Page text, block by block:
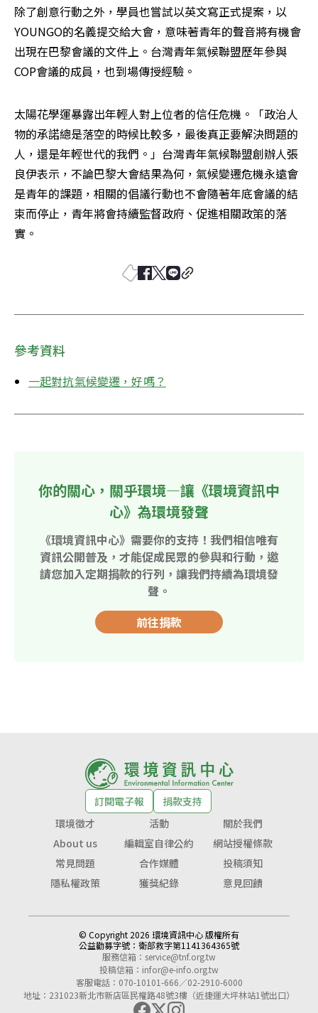
除了創意行動之外，學員也嘗試以英文寫正式提案，以
YOUNGO的名義提交給大會，意味著青年的聲音將有機會
出現在巴黎會議的文件上。台灣青年氣候聯盟歷年參與
COP會議的成員，也到場傳授經驗。
太陽花學運暴露出年輕人對上位者的信任危機。「政治人
物的承諾總是落空的時候比較多，最後真正要解決問題的
人，還是年輕世代的我們。」台灣青年氣候聯盟創辦人張
良伊表示，不論巴黎大會結果為何，氣候變遷危機永遠會
是青年的課題，相關的倡議行動也不會隨著年底會議的結
束而停止，青年將會持續監督政府、促進相關政策的落
實。
參考資料
一起對抗氣候變遷，好嗎？
你的關心，關乎環境—讓《環境資訊中
心》為環境發聲
《環境資訊中心》需要你的支持！我們相信唯有
資訊公開普及，才能促成民眾的參與和行動，邀
請您加入定期捐款的行列，讓我們持續為環境發
聲。
前往捐款
訂閱電子報
捐款支持
環境徵才
活動
關於我們
About us
編輯室自律公約
網站授權條款
常見問題
合作媒體
投稿須知
隱私權政策
獲獎紀錄 意見回饋
© Copyright 2026 環境資訊中心 版權所有
公益勸募字號： 衛部救字第1141364365號
服務信箱： service@tnf.org.tw
投稿信箱： infor@e-info.org.tw
客服電話：070-10101-666／02-2910-6000
地址：231023新北市新店區民權路48號3樓（近捷運大坪林站1號出口）